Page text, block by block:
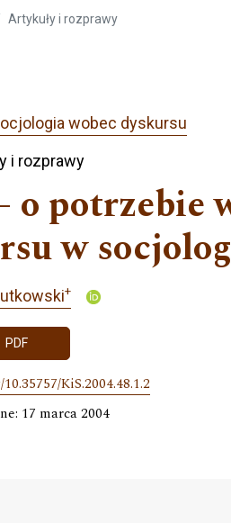
Artykuły i rozprawy
wobec dyskursu
i rozprawy
potrzebie
w
+
PDF
KiS.2004.48.1.2
17 marca 2004